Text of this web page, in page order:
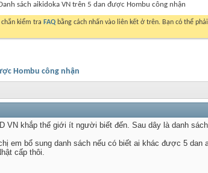
sách aikidoka VN trên 5 dan được Hombu công nhận
kiểm tra FAQ bằng cách nhấn vào liên kết ở trên. Bạn có thể phải
Hombu công nhận
VN khắp thế giới ít người biết đến. Sau dây là danh
em bổ sung danh sách nếu có biết ai khác được 5
cấp thôi.